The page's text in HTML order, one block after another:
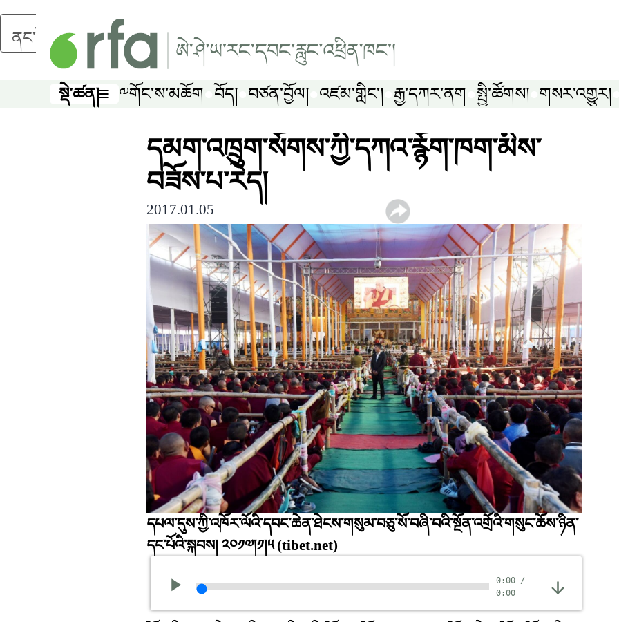
ནང་དོན་གཙོ་བོར་མཆོང་།
སྡེ་ཚན།
སྡེ་ཚན། ༸གོང་ས་མཆོག བོད། བཙན་བྱོལ། འཛམ་གླིང༌། རྒྱ་དཀར་ནག སྤྱི་ཚོགས། གསར་འགྱུར།
དམག་འཁྲུག་སོགས་ཀྱི་དཀའ་རྙོག་ཁག་མིས་
བཟོས་པ་རེད།
2017.01.05
དཔལ་དུས་ཀྱི་འཁོར་ལོའི་དབང་ཆེན་ཐེངས་གསུམ་བཅུ་སོ་བཞི་བའི་སྔོན་འགྲོའི་གསུང་ཆོས་ཉིན་
དང་པོའི་སྐབས། ༢༠༡༧།༡།༥(tibet.net)
0:00 /
0:00